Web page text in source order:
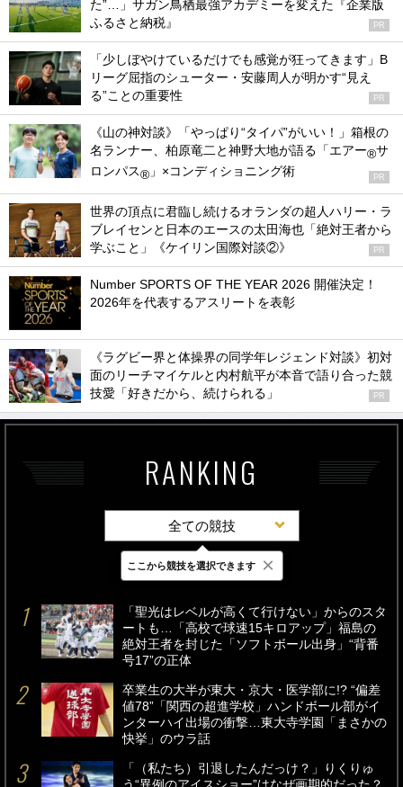
た”…」サガン鳥栖最強アカデミーを変えた『企業版
ふるさと納税』
PR
「少しぼやけているだけでも感覚が狂ってきます」B
リーグ屈指のシューター・安藤周人が明かす“見え
る”ことの重要性
PR
《山の神対談》「やっぱり“タイパ”がいい！」箱根の
名ランナー、柏原竜二と神野大地が語る「エアー®サ
ロンパス® 」×コンディショニング術 PR
世界の頂点に君臨し続けるオランダの超人ハリー・ラ
ブレイセンと日本のエースの太田海也「絶対王者から
学ぶこと」《ケイリン国際対談②》
PR
Number SPORTS OF THE YEAR 2026 開催決定！
2026年を代表するアスリートを表彰
《ラグビー界と体操界の同学年レジェンド対談》初対
面のリーチマイケルと内村航平が本音で語り合った競
技愛「好きだから、続けられる」
PR
RANKING
全ての競技
最新 24時間 週間
「聖光はレベルが高くて行けない」からのスタ
ートも…「高校で球速15キロアップ」福島の
絶対王者を封じた「ソフトボール出身」“背番
号17”の正体
卒業生の大半が東大・京大・医学部に!? “偏差
値78”「関西の超進学校」ハンドボール部がイ
ンターハイ出場の衝撃…東大寺学園「まさかの
快挙」のウラ話
「（私たち）引退したんだっけ？」りくりゅ
ここから競技を選択できます ×